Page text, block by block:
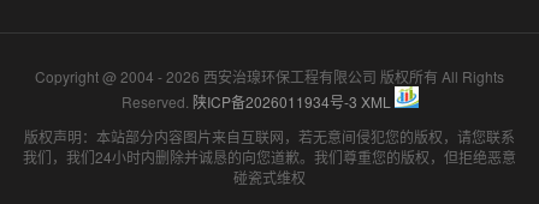
Copyright @ 2004 - 2026 西安治瑔环保工程有限公司 版权所有 All Rights
Reserved. 陕ICP备2026011934号-3 XML
版权声明：本站部分内容图片来自互联网，若无意间侵犯您的版权，请您联系
我们，我们24小时内删除并诚恳的向您道歉。我们尊重您的版权，但拒绝恶意
碰瓷式维权